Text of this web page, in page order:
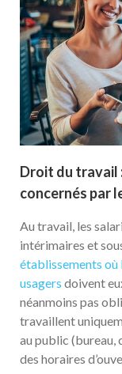
Droit du travail
concernés par
Au travail, les
intérimaires et
établissements où
usagers doivent
néanmoins pas
travaillent
au public (bureau,
des horaires